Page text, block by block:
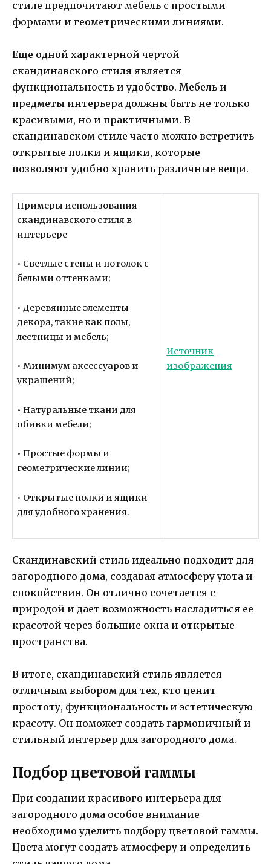
стиле предпочитают мебель с простыми
формами и геометрическими линиями.
Еще одной характерной чертой
скандинавского стиля является
функциональность и удобство. Мебель и
предметы интерьера должны быть не только
красивыми, но и практичными. В
скандинавском стиле часто можно встретить
открытые полки и ящики, которые
позволяют удобно хранить различные вещи.
Примеры использования
скандинавского стиля в
интерьере
• Светлые стены и потолок с
белыми оттенками;
• Деревянные элементы
декора, такие как полы,
лестницы и мебель;
• Минимум аксессуаров и
украшений;
• Натуральные ткани для
обивки мебели;
• Простые формы и
геометрические линии;
• Открытые полки и ящики
для удобного хранения.
Источник
изображения
Скандинавский стиль идеально подходит для
загородного дома, создавая атмосферу уюта и
спокойствия. Он отлично сочетается с
природой и дает возможность насладиться ее
красотой через большие окна и открытые
пространства.
В итоге, скандинавский стиль является
отличным выбором для тех, кто ценит
простоту, функциональность и эстетическую
красоту. Он поможет создать гармоничный и
стильный интерьер для загородного дома.
Подбор цветовой гаммы
При создании красивого интерьера для
загородного дома особое внимание
необходимо уделить подбору цветовой гаммы.
Цвета могут создать атмосферу и определить